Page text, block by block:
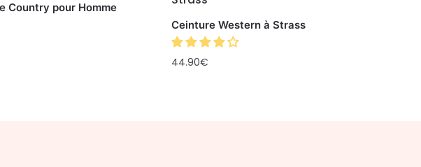
Country pour Homme
Ceinture Western à Strass
44.90€